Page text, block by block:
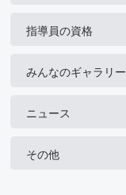
指導員の資格
みんなのギャラリー
ニュース
その他